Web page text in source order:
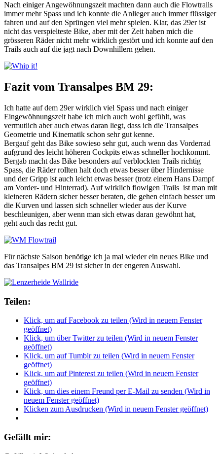
Nach einiger Angewöhnungszeit machten dann auch die Flowtrails
immer mehr Spass und ich konnte die Anlieger auch immer flüssiger
fahren und auf den Sprüngen viel mehr spielen. Klar, das 29er ist
nicht das verspielteste Bike, aber mit der Zeit haben mich die
grösseren Räder nicht mehr wirklich gestört und ich konnte auf den
Trails auch auf die jagt nach Downhillern gehen.
Fazit vom Transalpes BM 29:
Ich hatte auf dem 29er wirklich viel Spass und nach einiger
Eingewöhnungszeit habe ich mich auch wohl gefühlt, was
vermutlich aber auch etwas daran liegt, dass ich die Transalpes
Geometrie und Kinematik schon sehr gut kenne.
Bergauf geht das Bike sowieso sehr gut, auch wenn das Vorderrad
aufgrund des leicht höheren Cockpits etwas schneller hochkommt.
Bergab macht das Bike besonders auf verblockten Trails richtig
Spass, die Räder rollten halt doch etwas besser über Hindernisse
und der Gripp ist auch leicht etwas besser (trotz einem Hans Dampf
am Vorder- und Hinterrad). Auf wirklich flowigen Trails ist man mit
kleineren Rädern sicher besser beraten, die gehen einfach besser um
die Kurven und lassen sich schneller wieder aus der Kurve
beschleunigen, aber wenn man sich etwas daran gewöhnt hat,
geht auch das recht gut.
Für nächste Saison benötige ich ja mal wieder ein neues Bike und
das Transalpes BM 29 ist sicher in der engeren Auswahl.
Teilen:
Klick, um auf Facebook zu teilen (Wird in neuem Fenster
geöffnet)
Klick, um über Twitter zu teilen (Wird in neuem Fenster
geöffnet)
Klick, um auf Tumblr zu teilen (Wird in neuem Fenster
geöffnet)
Klick, um auf Pinterest zu teilen (Wird in neuem Fenster
geöffnet)
Klick, um dies einem Freund per E-Mail zu senden (Wird in
neuem Fenster geöffnet)
Klicken zum Ausdrucken (Wird in neuem Fenster geöffnet)
Gefällt mir: